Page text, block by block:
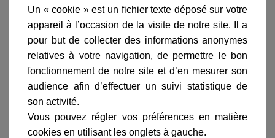
gamme complète
avis clients
En savoir plus sur :
Lampadaire Belcour 3 lumières
Vert jaune-
Lelampadaire Belcour 3 lumièresest muni de 3
Un « cookie » est un fichier texte déposé sur votre
appareil à l’occasion de la visite de notre site. Il a
pour but de collecter des informations anonymes
relatives à votre navigation, de permettre le bon
fonctionnement de notre site et d’en mesurer son
audience afin d’effectuer un suivi statistique de
son activité.
Vous pouvez régler vos préférences en matière
cookies en utilisant les onglets à gauche.